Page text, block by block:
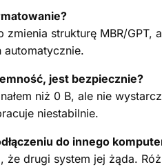
strukturę MBR/
jest bezpiecznie?
niż 0 B, ale nie
niestabilnie.
do innego
drugi system jej żąda.